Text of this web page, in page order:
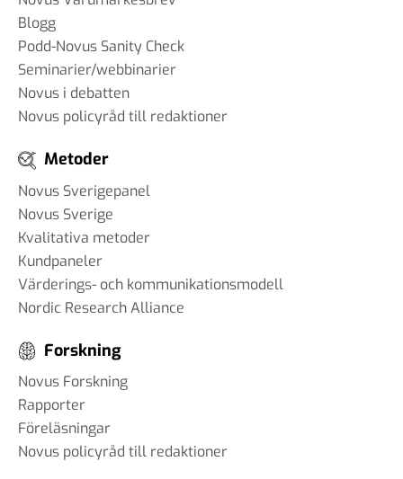
Blogg
Podd-Novus Sanity Check
Seminarier/webbinarier
Novus i debatten
Novus policyråd till redaktioner
Metoder
Novus Sverigepanel
Novus Sverige
Kvalitativa metoder
Kundpaneler
Värderings- och kommunikationsmodell
Nordic Research Alliance
Forskning
Novus Forskning
Rapporter
Föreläsningar
Novus policyråd till redaktioner